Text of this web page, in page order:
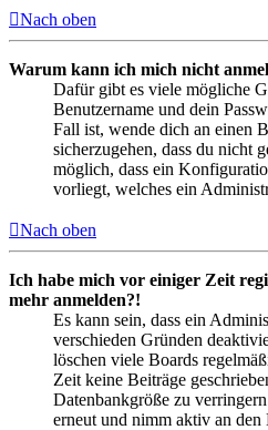
Nach oben
Warum kann ich mich nicht
Dafür gibt es viele mögliche
Benutzername und dein
Fall ist, wende dich an einen
sicherzugehen, dass du nicht
möglich, dass ein
vorliegt, welches ein
Nach oben
Ich habe mich vor einiger Zeit
mehr anmelden?!
Es kann sein, dass ein
verschieden Gründen
löschen viele Boards
Zeit keine Beiträge
Datenbankgröße zu
erneut und nimm aktiv an den